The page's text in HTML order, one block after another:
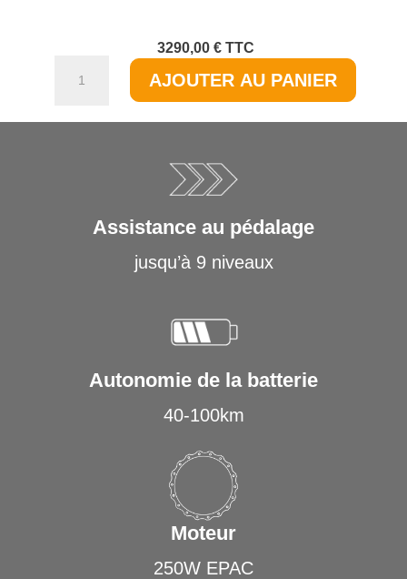
3290,00 € TTC
Racer
AJOUTER AU PANIER
Assistance au pédalage
jusqu’à 9 niveaux
Autonomie de la batterie
40-100km
Moteur
250W EPAC